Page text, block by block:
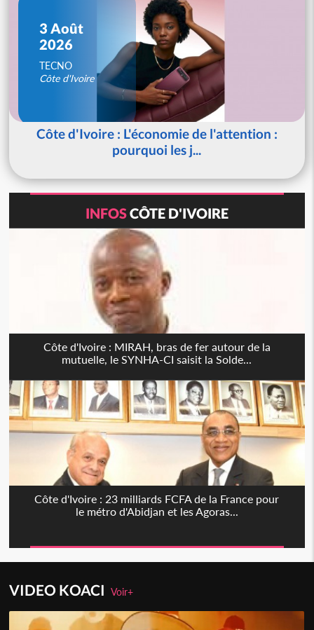
3 Août
2026
TECNO
Côte d'Ivoire
Côte d'Ivoire : L'économie de l'attention :
pourquoi les j...
INFOSCÔTE D'IVOIRE
Côte d'Ivoire : MIRAH, bras de fer autour de la
mutuelle, le SYNHA-CI saisit la Solde...
Côte d'Ivoire : 23 milliards FCFA de la France pour
le métro d'Abidjan et les Agoras...
VIDEO KOACIVoir+